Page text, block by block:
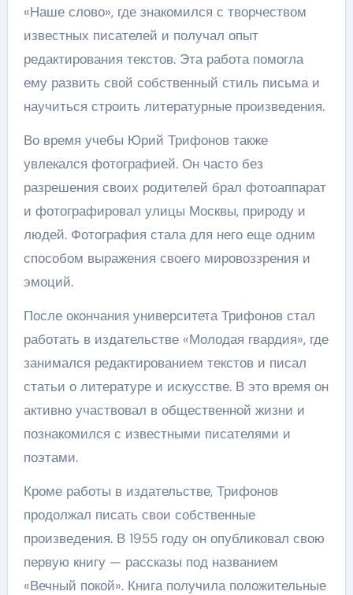
«Наше слово», где знакомился с творчеством
известных писателей и получал опыт
редактирования текстов. Эта работа помогла
ему развить свой собственный стиль письма и
научиться строить литературные произведения.
Во время учебы Юрий Трифонов также
увлекался фотографией. Он часто без
разрешения своих родителей брал фотоаппарат
и фотографировал улицы Москвы, природу и
людей. Фотография стала для него еще одним
способом выражения своего мировоззрения и
эмоций.
После окончания университета Трифонов стал
работать в издательстве «Молодая гвардия», где
занимался редактированием текстов и писал
статьи о литературе и искусстве. В это время он
активно участвовал в общественной жизни и
познакомился с известными писателями и
поэтами.
Кроме работы в издательстве, Трифонов
продолжал писать свои собственные
произведения. В 1955 году он опубликовал свою
первую книгу — рассказы под названием
«Вечный покой». Книга получила положительные